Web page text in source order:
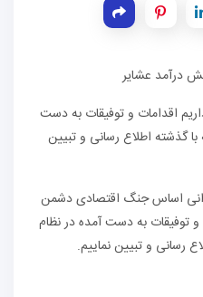
درآمد عشایر
اقدامات و توفیقات به دست
گذشته اطلاع رسانی و تبیین
اساس جنگ اقتصادی دشمن
توفیقات به دست آمده در نظام
رسانی و تبیین نماییم.